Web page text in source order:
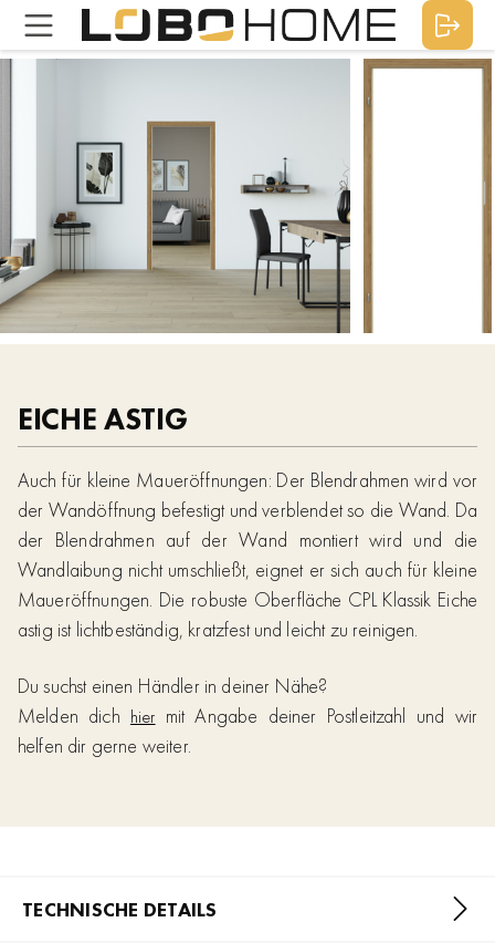
EICHE ASTIG
Auch für kleine Maueröffnungen: Der Blendrahmen wird vor
der Wandöffnung befestigt und verblendet so die Wand. Da
der Blendrahmen auf der Wand montiert wird und die
Wandlaibung nicht umschließt, eignet er sich auch für kleine
Maueröffnungen. Die robuste Oberfläche CPL Klassik Eiche
astig ist lichtbeständig, kratzfest und leicht zu reinigen.
Du suchst einen Händler in deiner Nähe?
Melden dich hier mit Angabe deiner Postleitzahl und wir
helfen dir gerne weiter.
TECHNISCHE DETAILS